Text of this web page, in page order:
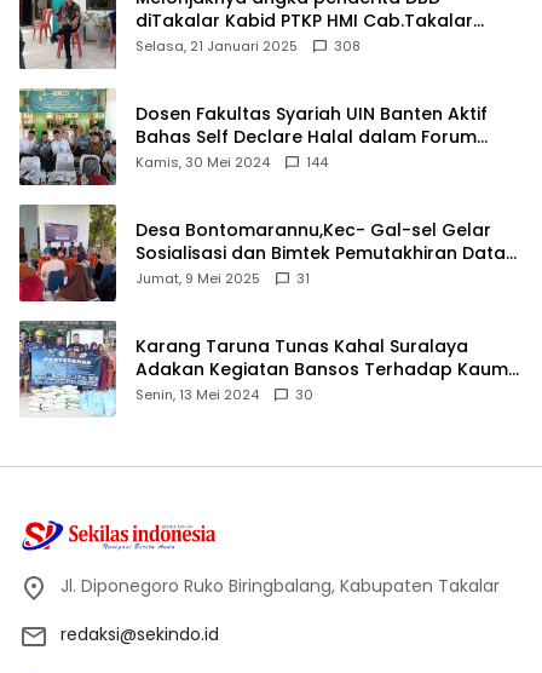
diTakalar Kabid PTKP HMI Cab.Takalar
angkat bicara
Selasa, 21 Januari 2025 308
Dosen Fakultas Syariah UIN Banten Aktif
Bahas Self Declare Halal dalam Forum
Ijtima Ulama MUI
Kamis, 30 Mei 2024 144
Desa Bontomarannu,Kec- Gal-sel Gelar
Sosialisasi dan Bimtek Pemutakhiran Data
ID
Jumat, 9 Mei 2025 31
Karang Taruna Tunas Kahal Suralaya
Adakan Kegiatan Bansos Terhadap Kaum
Dhuafa dan Anak Yatim-Piatu
Senin, 13 Mei 2024 30
Jl. Diponegoro Ruko Biringbalang, Kabupaten Takalar
redaksi@sekindo.id